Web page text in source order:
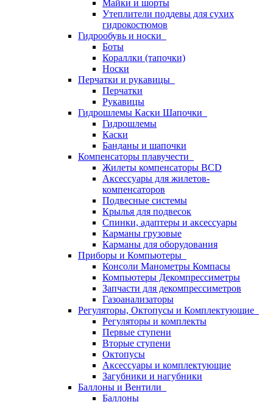
Майки и шорты
Утеплители поддевы для сухих
гидрокостюмов
Гидрообувь и носки
Боты
Кораллки (тапочки)
Носки
Перчатки и рукавицы
Перчатки
Рукавицы
Гидрошлемы Каски Шапочки
Гидрошлемы
Каски
Банданы и шапочки
Компенсаторы плавучести
Жилеты компенсаторы BCD
Аксессуары для жилетов-
компенсаторов
Подвесные системы
Крылья для подвесок
Спинки, адаптеры и аксессуары
Карманы грузовые
Карманы для оборудования
Приборы и Компьютеры
Консоли Манометры Компасы
Компьютеры Декомпрессиметры
Запчасти для декомпрессиметров
Газоанализаторы
Регуляторы, Октопусы и Комплектующие
Регуляторы и комплекты
Первые ступени
Вторые ступени
Октопусы
Аксессуары и комплектующие
Загубники и нагубники
Баллоны и Вентили
Баллоны